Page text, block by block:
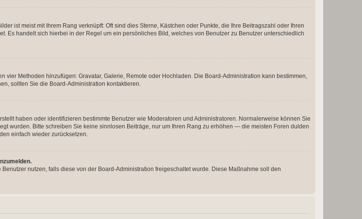
ist meist mit Ihrem Rang verknüpft: Oft sind dies Sterne, Kästchen oder Punkte, die Ihre Beitragszahl oder Ihren
Es handelt sich hierbei in der Regel um ein persönliches Bild, welches von Benutzer zu Benutzer unterschiedlich
vier Methoden hinzufügen: Gravatar, Galerie, Remote oder Hochladen. Die Board-Administration kann bestimmen,
sollten Sie die Board-Administration kontaktieren.
haben oder identifizieren bestimmte Benutzer wie Moderatoren und Administratoren. Normalerweise können Sie
wurden. Bitte schreiben Sie keine sinnlosen Beiträge, nur um Ihren Rang zu erhöhen — die meisten Foren dulden
einfach wieder zurücksetzen.
nutzen, falls diese von der Board-Administration freigeschaltet wurde. Diese Maßnahme soll den